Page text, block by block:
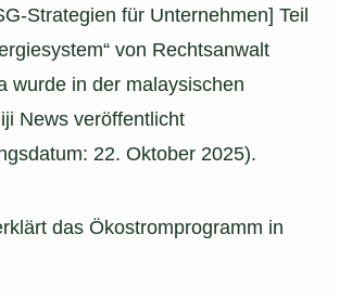
Strategien für Unternehmen] Teil
von Rechtsanwalt
wurde in der malaysischen
News veröffentlicht
22. Oktober 2025).
das Ökostromprogramm in